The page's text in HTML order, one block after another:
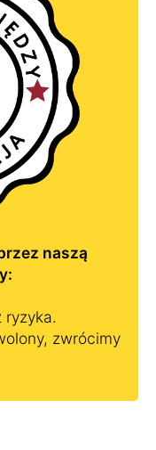
naszą
ryzyka.
zwrócimy